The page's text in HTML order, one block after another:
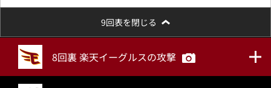
9回表を閉じる
8回裏 楽天イーグルスの攻撃